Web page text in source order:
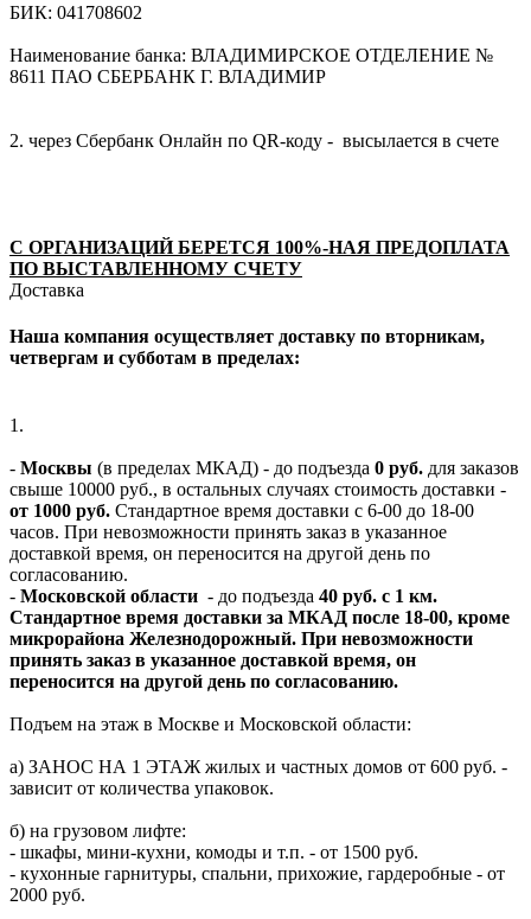
БИК: 041708602
Наименование банка: ВЛАДИМИРСКОЕ ОТДЕЛЕНИЕ №
8611 ПАО СБЕРБАНК Г. ВЛАДИМИР
2. через Сбербанк Онлайн по QR-коду - высылается в счете
С ОРГАНИЗАЦИЙ БЕРЕТСЯ 100%-НАЯ ПРЕДОПЛАТА
ПО ВЫСТАВЛЕННОМУ СЧЕТУ
Доставка
Наша компания осуществляет доставку по вторникам,
четвергам и субботам в пределах:
1.
- Москвы (в пределах МКАД) - до подъезда 0 руб. для заказов
свыше 10000 руб., в остальных случаях стоимость доставки -
от 1000 руб. Стандартное время доставки с 6-00 до 18-00
часов. При невозможности принять заказ в указанное
доставкой время, он переносится на другой день по
согласованию.
- Московской области - до подъезда 40 руб. с 1 км.
Стандартное время доставки за МКАД после 18-00, кроме
микрорайона Железнодорожный. При невозможности
принять заказ в указанное доставкой время, он
переносится на другой день по согласованию.
Подъем на этаж в Москве и Московской области:
а) ЗАНОС НА 1 ЭТАЖ жилых и частных домов от 600 руб. -
зависит от количества упаковок.
б) на грузовом лифте:
- шкафы, мини-кухни, комоды и т.п. - от 1500 руб.
- кухонные гарнитуры, спальни, прихожие, гардеробные - от
2000 руб.